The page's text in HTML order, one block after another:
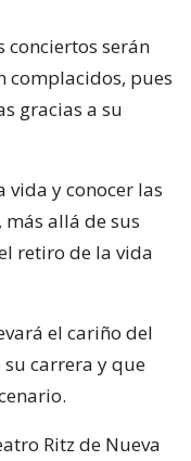
conciertos serán
complacidos, pues
gracias a su
y conocer las
allá de sus
retiro de la vida
el cariño del
carrera y que
Ritz de Nueva